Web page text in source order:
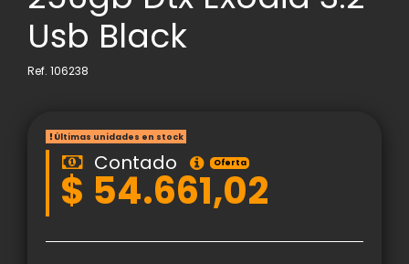
Usb Black
Ref. 106238
Últimas unidades en stock
Contado Oferta
$ 54.661,02